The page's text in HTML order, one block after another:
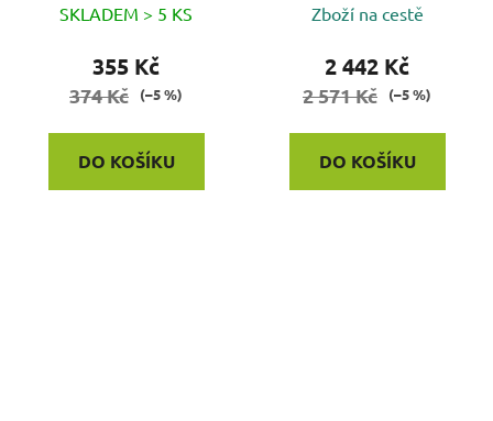
SKLADEM > 5 KS
355 Kč
374 Kč (–5 %)
DO KOŠÍKU
Zboží na cestě
2 442 Kč
2 571 Kč (–5 %)
DO KOŠÍKU